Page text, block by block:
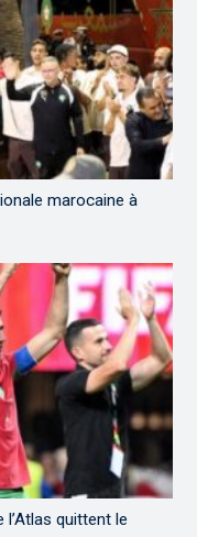
marocaine à
quittent le